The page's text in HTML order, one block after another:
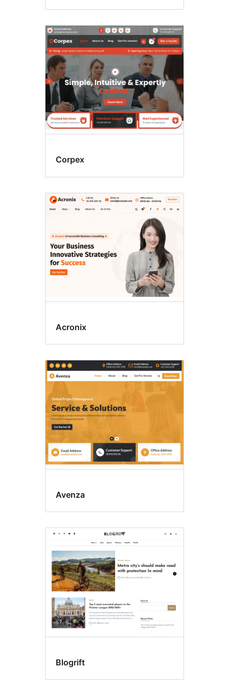
Corpex
Acronix
Avenza
Blogrift